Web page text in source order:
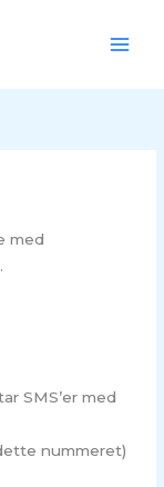
med
SMS’er med
nummeret)